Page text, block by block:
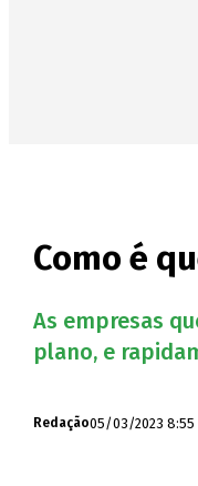
Como é
As empresas
plano, e
Redação05/03/2023 8:55